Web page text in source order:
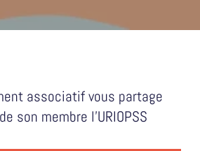
associatif vous partage
son membre l'URIOPSS